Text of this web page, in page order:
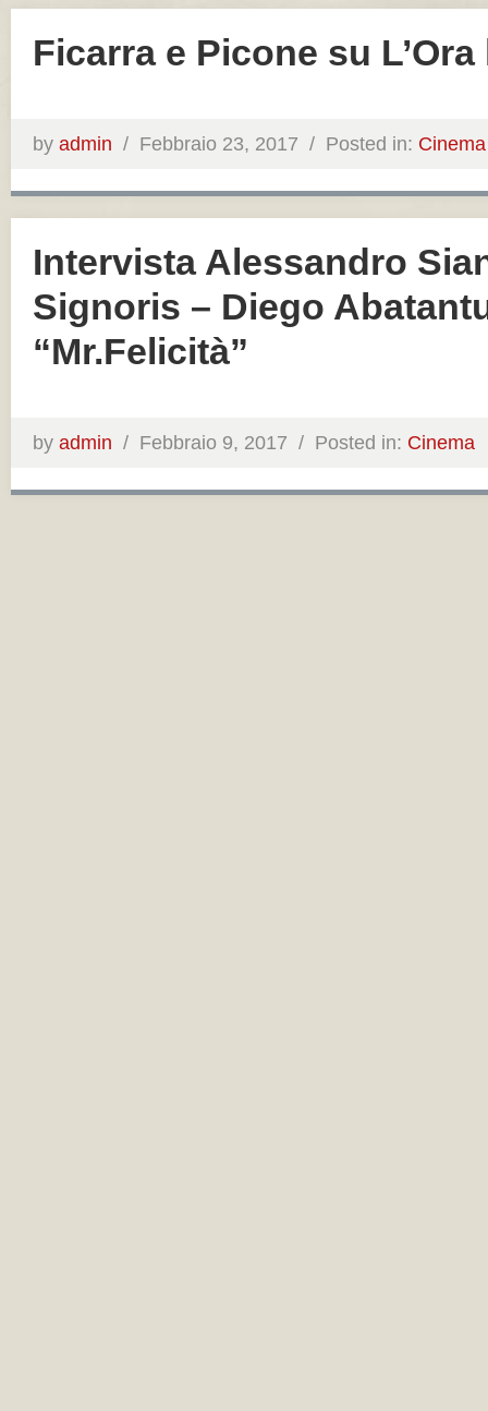
Ficarra e Picone su L’Ora
by admin / Febbraio 23, 2017 / Posted in: Cinema
Intervista Alessandro
Signoris – Diego
“Mr.Felicità”
by admin / Febbraio 9, 2017 / Posted in: Cinema